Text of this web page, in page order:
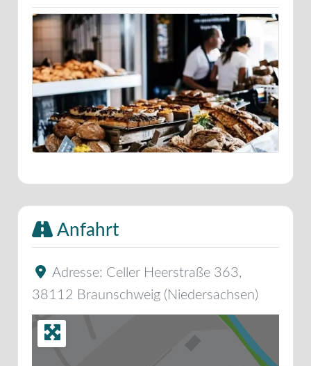
Anfahrt
Adresse: Celler Heerstraße 363,
38112 Braunschweig ( Niedersachsen)